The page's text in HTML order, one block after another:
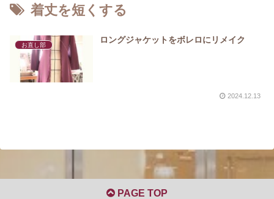
着丈を短くする
お直し部
ロングジャケットをボレロにリメイク
2024.12.13
PAGE TOP